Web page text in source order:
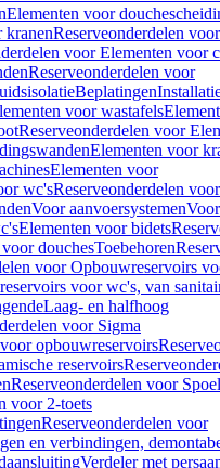
Elementen voor
kranenReserveonderdelen
voor Elementen voor
Reserveonderdelen voor
Beplatingen
voor wastafels
Reserveonderdelen voor
Elementen voor
Elementen voor
wc'sReserveonderdelen
Voor aanvoersystemen
Elementen voor bidets
douchesToebehoren
voor Opbouwreservoirs
voor wc's, van
Laag- en halfhoog
voor Sigma
opbouwreservoirs
reservoirs
Reserveonderdelen voor
voor 2-toets
Reserveonderdelen voor
en verbindingen,
Verdeler met